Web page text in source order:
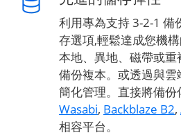
利用專為支持 3-2-1 備
存選項,輕鬆達成您機
本地、異地、磁帶或
備份複本。或透過與
簡化管理。直接將備份
Wasabi, Backblaze B2,
相容平台。